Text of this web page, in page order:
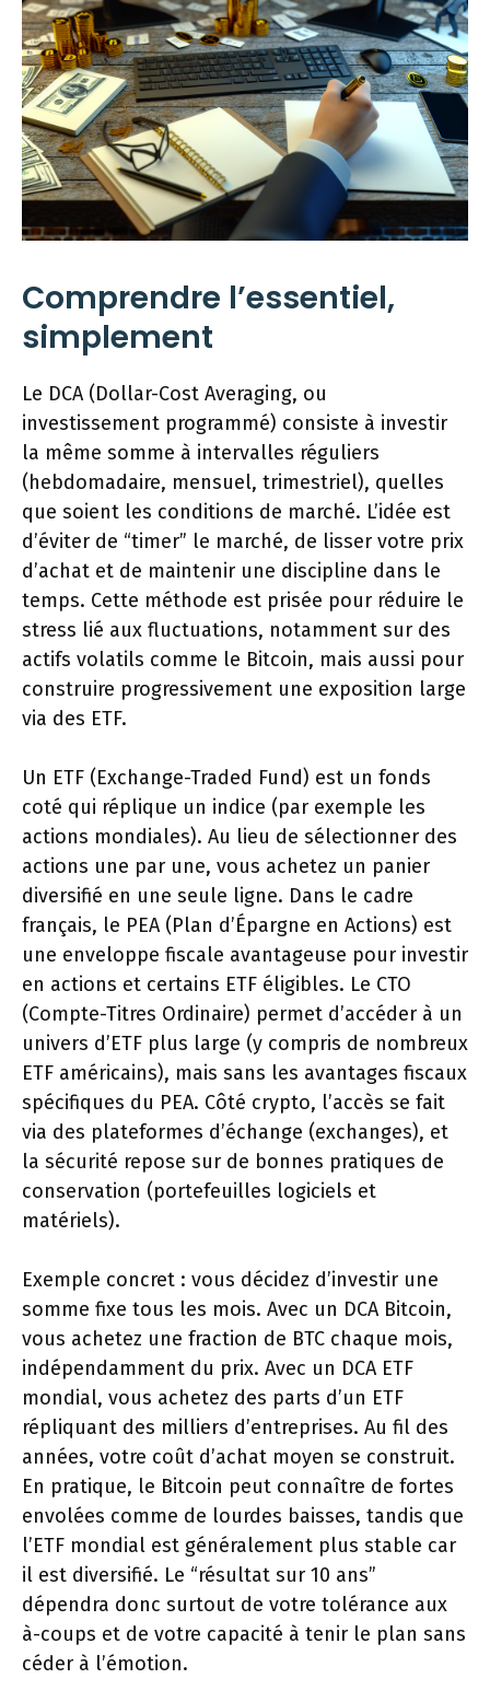
Comprendre l’essentiel,
simplement
Le DCA (Dollar-Cost Averaging, ou
investissement programmé) consiste à investir
la même somme à intervalles réguliers
(hebdomadaire, mensuel, trimestriel), quelles
que soient les conditions de marché. L’idée est
d’éviter de “timer” le marché, de lisser votre prix
d’achat et de maintenir une discipline dans le
temps. Cette méthode est prisée pour réduire le
stress lié aux fluctuations, notamment sur des
actifs volatils comme le Bitcoin, mais aussi pour
construire progressivement une exposition large
via des ETF.
Un ETF (Exchange-Traded Fund) est un fonds
coté qui réplique un indice (par exemple les
actions mondiales). Au lieu de sélectionner des
actions une par une, vous achetez un panier
diversifié en une seule ligne. Dans le cadre
français, le PEA (Plan d’Épargne en Actions) est
une enveloppe fiscale avantageuse pour investir
en actions et certains ETF éligibles. Le CTO
(Compte-Titres Ordinaire) permet d’accéder à un
univers d’ETF plus large (y compris de nombreux
ETF américains), mais sans les avantages fiscaux
spécifiques du PEA. Côté crypto, l’accès se fait
via des plateformes d’échange (exchanges), et
la sécurité repose sur de bonnes pratiques de
conservation (portefeuilles logiciels et
matériels).
Exemple concret : vous décidez d’investir une
somme fixe tous les mois. Avec un DCA Bitcoin,
vous achetez une fraction de BTC chaque mois,
indépendamment du prix. Avec un DCA ETF
mondial, vous achetez des parts d’un ETF
répliquant des milliers d’entreprises. Au fil des
années, votre coût d’achat moyen se construit.
En pratique, le Bitcoin peut connaître de fortes
envolées comme de lourdes baisses, tandis que
l’ETF mondial est généralement plus stable car
il est diversifié. Le “résultat sur 10 ans”
dépendra donc surtout de votre tolérance aux
à-coups et de votre capacité à tenir le plan sans
céder à l’émotion.